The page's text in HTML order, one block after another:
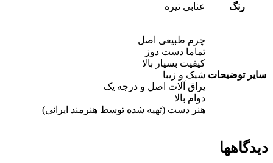
رنگ عنابی تیره
سایر توضیحات
چرم طبیعی اصل
تماما دست دوز
کیفیت بسیار بالا
شیک و زیبا
یراق آلات اصل و درجه یک
دوام بالا
هنر دست (تهیه شده توسط هنرمند ایرانی)
دیدگاهها